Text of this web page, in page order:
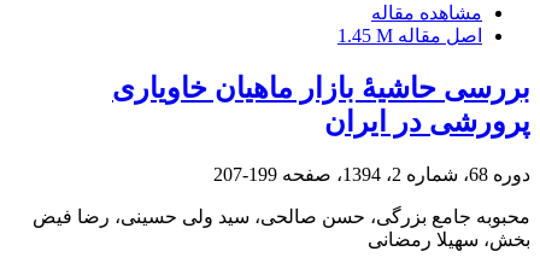
مشاهده مقاله
اصل مقاله 1.45 M
بررسی حاشیۀ بازار ماهیان خاویاری
پرورشی در ایران
دوره 68، شماره 2، 1394، صفحه 199-207
محبوبه جامع بزرگی، حسن صالحی، سید ولی حسینی، رضا فیض
بخش، سهیلا رمضانی